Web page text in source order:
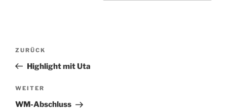
Beitragsnavigation
Vorheriger
Beitrag
ZURÜCK
Highlight mit Uta
Nächster
Beitrag
WEITER
WM-Abschluss